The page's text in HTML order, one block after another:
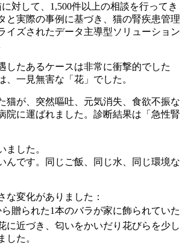
対して、1,500件以上の相談を行ってき
と実際の事例に基づき、猫の腎疾患管理
イズされたデータ主導型ソリューション
したあるケースは非常に衝撃的でした
一見無害な「花」でした。
猫が、突然嘔吐、元気消失、食欲不振な
院に運ばれました。診断結果は「急性腎
ました。
んです。同じご飯、同じ水、同じ環境な
な変化がありました：
贈られた1本のバラが家に飾られていた
に近づき、匂いをかいだり花びらを少し
した。